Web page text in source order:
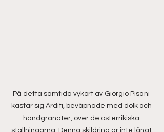
På detta samtida vykort av Giorgio Pisani
kastar sig Arditi, beväpnade med dolk och
handgranater, över de österrikiska
ställningarna. Denna skildring är inte långt